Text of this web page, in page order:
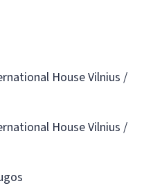
House Vilnius /
House Vilnius /